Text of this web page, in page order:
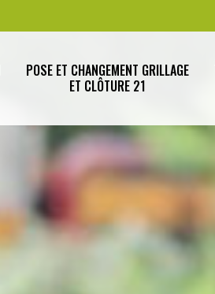
POSE ET CHANGEMENT GRILLAGE
ET CLÔTURE 21